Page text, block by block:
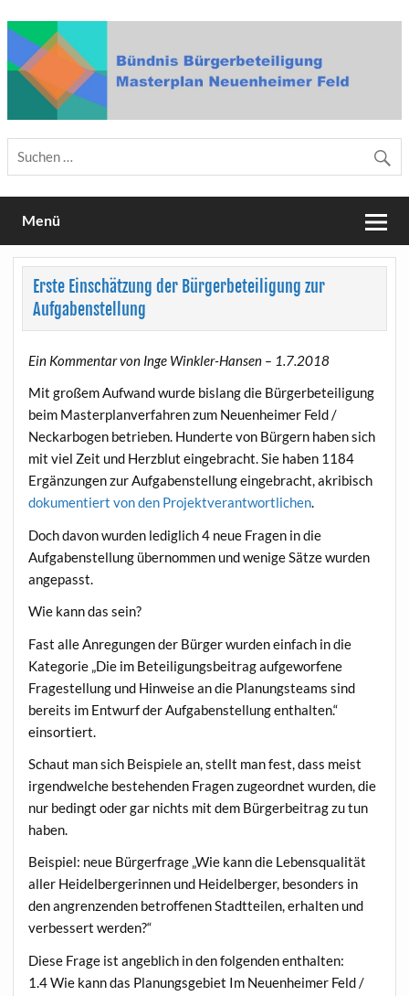
to
content
Bündnis Bürgerbeteiligung
Masterplan Neuenheimer Feld
Menü
Erste Einschätzung der Bürgerbeteiligung zur
Aufgabenstellung
Ein Kommentar von Inge Winkler-Hansen – 1.7.2018
Mit großem Aufwand wurde bislang die Bürgerbeteiligung
beim Masterplanverfahren zum Neuenheimer Feld /
Neckarbogen betrieben. Hunderte von Bürgern haben sich
mit viel Zeit und Herzblut eingebracht. Sie haben 1184
Ergänzungen zur Aufgabenstellung eingebracht, akribisch
dokumentiert von den Projektverantwortlichen.
Doch davon wurden lediglich 4 neue Fragen in die
Aufgabenstellung übernommen und wenige Sätze wurden
angepasst.
Wie kann das sein?
Fast alle Anregungen der Bürger wurden einfach in die
Kategorie „Die im Beteiligungsbeitrag aufgeworfene
Fragestellung und Hinweise an die Planungsteams sind
bereits im Entwurf der Aufgabenstellung enthalten.“
einsortiert.
Schaut man sich Beispiele an, stellt man fest, dass meist
irgendwelche bestehenden Fragen zugeordnet wurden, die
nur bedingt oder gar nichts mit dem Bürgerbeitrag zu tun
haben.
Beispiel: neue Bürgerfrage „Wie kann die Lebensqualität
aller Heidelbergerinnen und Heidelberger, besonders in
den angrenzenden betroffenen Stadtteilen, erhalten und
verbessert werden?“
Diese Frage ist angeblich in den folgenden enthalten:
1.4 Wie kann das Planungsgebiet Im Neuenheimer Feld /